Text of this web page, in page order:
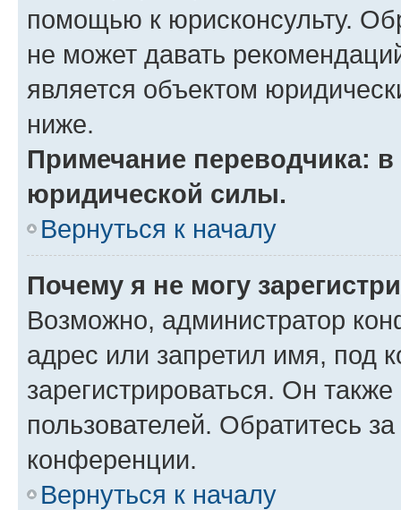
помощью к юрисконсульту.
не может давать
является объектом
ниже.
Примечание переводчика:
юридической силы.
Вернуться к началу
Почему я не могу
Возможно, администратор
адрес или запретил имя, под
зарегистрироваться. Он
пользователей. Обратитесь
конференции.
Вернуться к началу